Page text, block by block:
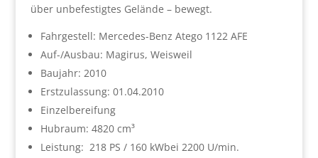
über unbefestigtes Gelände – bewegt.
Fahrgestell: Mercedes-Benz Atego 1122 AFE
Auf-/Ausbau: Magirus, Weisweil
Baujahr: 2010
Erstzulassung: 01.04.2010
Einzelbereifung
Hubraum: 4820 cm³
Leistung: 218 PS / 160 kWbei 2200 U/min.